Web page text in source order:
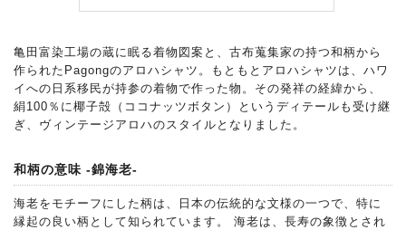
亀田富染工場の蔵に眠る着物図案と、古布蒐集家の持つ和柄から
作られたPagongのアロハシャツ。もともとアロハシャツは、ハワ
イへの日系移民が持参の着物で作った物。その発祥の経緯から、
絹100％に椰子殻（ココナッツボタン）というディテールも受け継
ぎ、ヴィンテージアロハのスタイルとなりました。
和柄の意味 -錦海老-
海老をモチーフにした柄は、日本の伝統的な文様の一つで、特に
縁起の良い柄として知られています。 海老は、長寿の象徴とされ